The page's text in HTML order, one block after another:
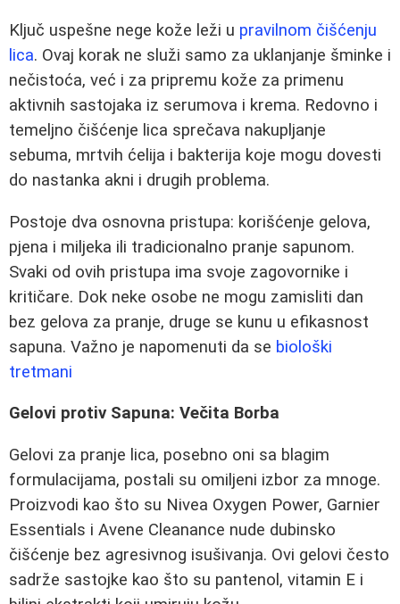
Ključ uspešne nege kože leži u pravilnom čišćenju
lica. Ovaj korak ne služi samo za uklanjanje šminke i
nečistoća, već i za pripremu kože za primenu
aktivnih sastojaka iz serumova i krema. Redovno i
temeljno čišćenje lica sprečava nakupljanje
sebuma, mrtvih ćelija i bakterija koje mogu dovesti
do nastanka akni i drugih problema.
Postoje dva osnovna pristupa: korišćenje gelova,
pjena i miljeka ili tradicionalno pranje sapunom.
Svaki od ovih pristupa ima svoje zagovornike i
kritičare. Dok neke osobe ne mogu zamisliti dan
bez gelova za pranje, druge se kunu u efikasnost
sapuna. Važno je napomenuti da se biološki
tretmani
Gelovi protiv Sapuna: Večita Borba
Gelovi za pranje lica, posebno oni sa blagim
formulacijama, postali su omiljeni izbor za mnoge.
Proizvodi kao što su Nivea Oxygen Power, Garnier
Essentials i Avene Cleanance nude dubinsko
čišćenje bez agresivnog isušivanja. Ovi gelovi često
sadrže sastojke kao što su pantenol, vitamin E i